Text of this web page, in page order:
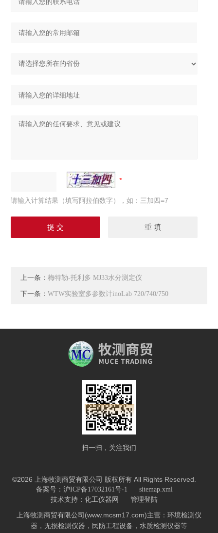
请输入计算结果（填写阿拉伯数字），如：三加四=7
上一条：梅特勒-托利多 MJ33水分测定仪
下一条：WTW实验室多参数计inoLab 720/740/750
扫一扫，关注我们
©2026 上海牧测商贸有限公司 版权所有 All Rights Reserved.
备案号：沪ICP备17032161号-1 sitemap.xml
技术支持： 化工仪器网 管理登陆
上海牧测商贸有限公司(www.mcsm17.com)主营：环境检测仪
器，无损检测仪器，民防工程设备，水质检测仪器等